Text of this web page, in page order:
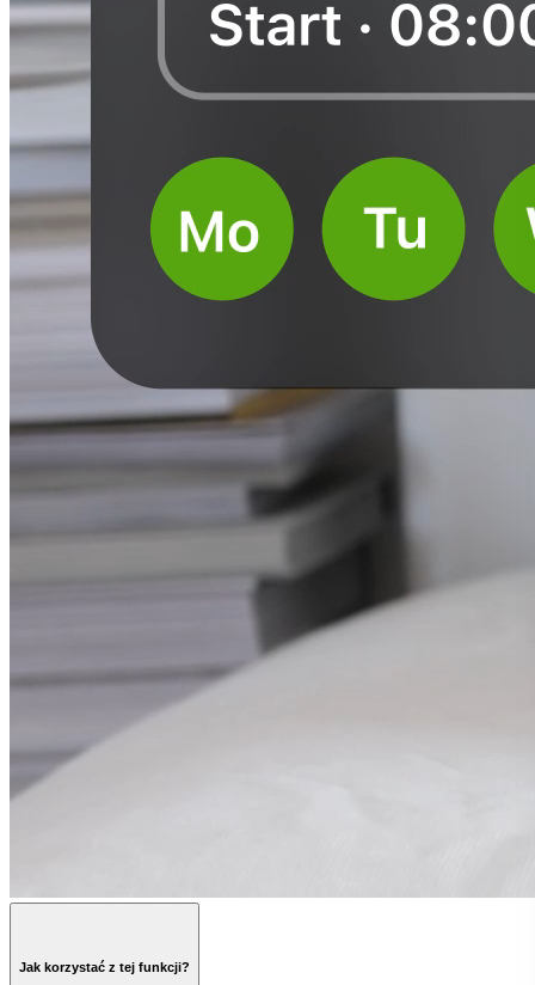
Jak korzystać z tej funkcji?